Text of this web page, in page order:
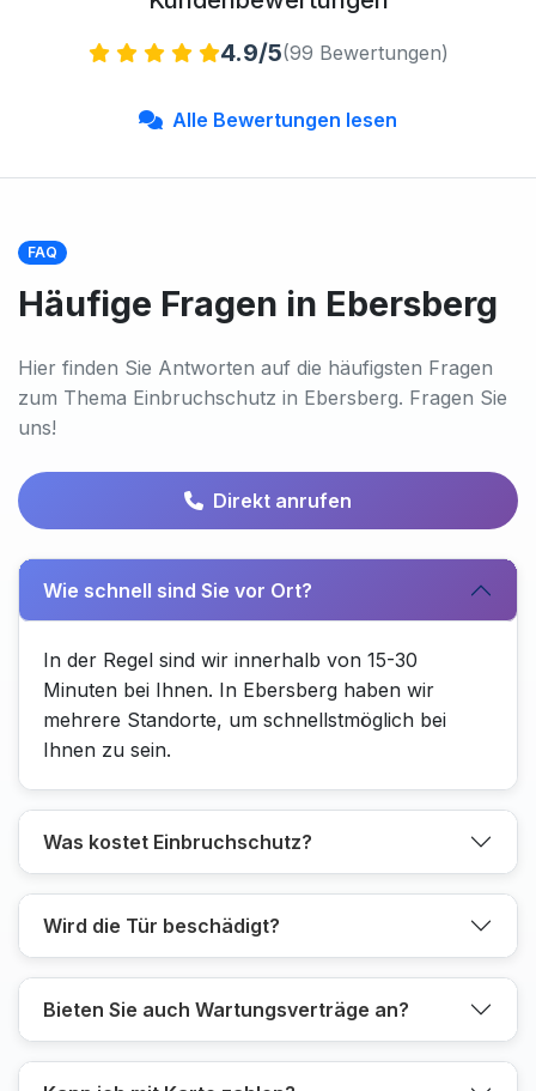
4.9/5(99 Bewertungen)
Alle Bewertungen lesen
FAQ
Häufige Fragen in Ebersberg
Hier finden Sie Antworten auf die häufigsten Fragen
zum Thema Einbruchschutz in Ebersberg. Fragen Sie
uns!
Direkt anrufen
Wie schnell sind Sie vor Ort?
In der Regel sind wir innerhalb von 15-30
Minuten bei Ihnen. In Ebersberg haben wir
mehrere Standorte, um schnellstmöglich bei
Ihnen zu sein.
Was kostet Einbruchschutz?
Wird die Tür beschädigt?
Bieten Sie auch Wartungsverträge an?